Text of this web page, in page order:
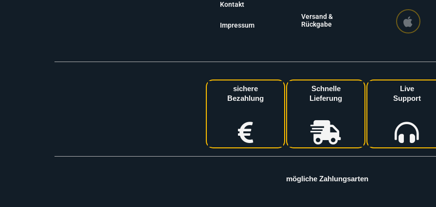
Kontakt
Impressum
Versand &
Rückgabe
sichere
Bezahlung
Schnelle
Lieferung
Live
Support
mögliche Zahlungsarten